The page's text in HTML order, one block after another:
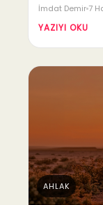
İmdat Demir 7
YAZIYI OKU
AHLAK